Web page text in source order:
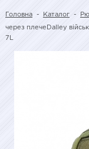
Головна - Каталог -
через плечеDalley
7L